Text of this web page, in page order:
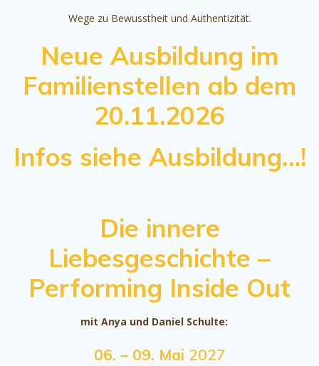
Wege zu Bewusstheit und Authentizität.
Neue Ausbildung im
Familienstellen ab dem
20.11.2026
Infos siehe Ausbildung…!
Die innere
Liebesgeschichte –
Performing Inside Out
mit Anya und Daniel Schulte:
06. – 09. Mai 2027